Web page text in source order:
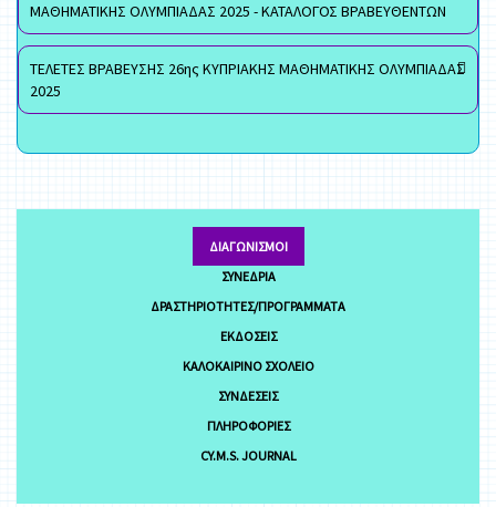
ΜΑΘΗΜΑΤΙΚΗΣ ΟΛΥΜΠΙΑΔΑΣ 2025 - ΚΑΤΑΛΟΓΟΣ ΒΡΑΒΕΥΘΕΝΤΩΝ
ΤΕΛΕΤΕΣ ΒΡΑΒΕΥΣΗΣ 26ης ΚΥΠΡΙΑΚΗΣ ΜΑΘΗΜΑΤΙΚΗΣ ΟΛΥΜΠΙΑΔΑΣ
2025
ΔΙΑΓΩΝΙΣΜΟΊ
ΣΥΝΈΔΡΙΑ
ΔΡΑΣΤΗΡΙΌΤΗΤΕΣ/ΠΡΟΓΡΆΜΜΑΤΑ
ΕΚΔΌΣΕΙΣ
ΚΑΛΟΚΑΙΡΙΝΌ ΣΧΟΛΕΊΟ
ΣΥΝΔΈΣΕΙΣ
ΠΛΗΡΟΦΟΡΊΕΣ
CY.M.S. JOURNAL